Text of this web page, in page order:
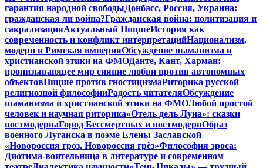
гарантия народной свободыДонбасс, Россия, Украина:
гражданская ли война?Гражданская война: политизация и
сакрализацияАктуальный НицшеИстория как
современность и конфликт интерпретацийНационализм,
модерн и Римская империяОбсуждение шаманизма и
христианской этики на ФМОДанте, Кант, Харман:
пронизывающее мир сияние любви против автономных
объектовНицше против гностицизмаРиторика русской
религиозной философииРадость читателяОбсуждение
шаманизма и христианской этики на ФМОЛюбой простой
человек и научная риторика«Отель дель Луна»: сказки
постмодернаГород Бессмертных и постмодернОбраз
военного Луганска в поэме Елены Заславской
«Новороссия гроз. Новороссия грёз»Философия эроса:
Диотима-воительница в литературе и современном